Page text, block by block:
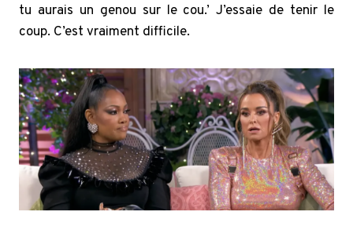
tu aurais un genou sur le cou.’ J’essaie de tenir le
coup. C’est vraiment difficile.